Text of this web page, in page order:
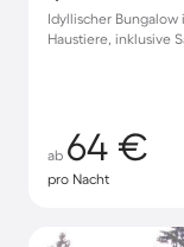
Idyllischer
Haustiere, inklusive
ab 64 €
pro Nacht